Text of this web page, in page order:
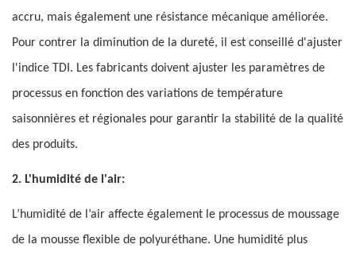
accru, mais également une résistance mécanique améliorée.
Pour contrer la diminution de la dureté, il est conseillé d'ajuster
l'indice TDI. Les fabricants doivent ajuster les paramètres de
processus en fonction des variations de température
saisonnières et régionales pour garantir la stabilité de la qualité
des produits.
2. L'humidité de l'air:
L’humidité de l’air affecte également le processus de moussage
de la mousse flexible de polyuréthane. Une humidité plus